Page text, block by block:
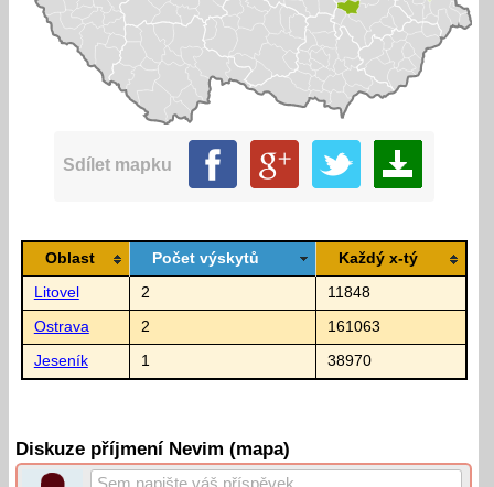
Sdílet mapku
Oblast Počet výskytů Každý x-tý
Litovel 2 11848
Ostrava 2 161063
Jeseník 1 38970
Diskuze příjmení Nevim (mapa)